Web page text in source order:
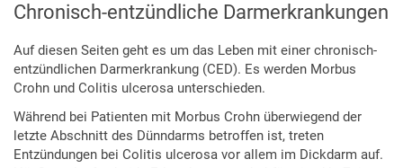
Chronisch-entzündliche Darmerkrankungen
Auf diesen Seiten geht es um das Leben mit einer chronisch-
entzündlichen Darmerkrankung (CED). Es werden Morbus
Crohn und Colitis ulcerosa unterschieden.
Während bei Patienten mit Morbus Crohn überwiegend der
letzte Abschnitt des Dünndarms betroffen ist, treten
Entzündungen bei Colitis ulcerosa vor allem im Dickdarm auf.